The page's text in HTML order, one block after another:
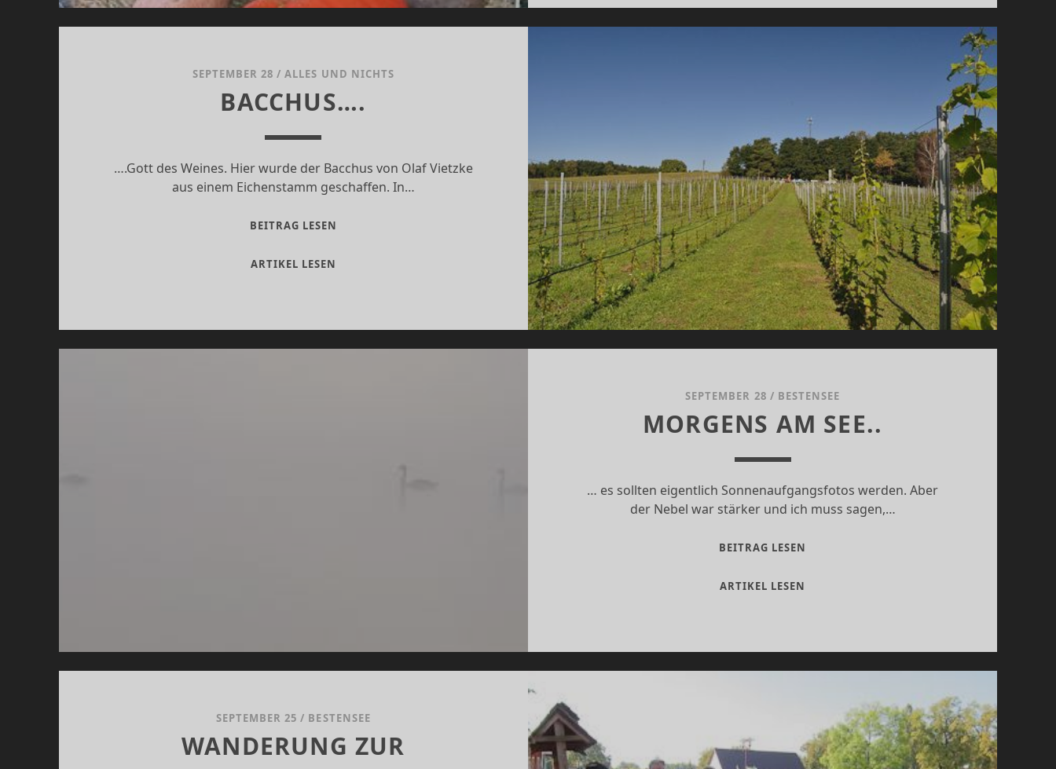
SEPTEMBER 28 /ALLES UND NICHTS
BACCHUS….
….Gott des Weines. Hier wurde der Bacchus von Olaf Vietzke
aus einem Eichenstamm geschaffen. In…
BEITRAG LESEN
ARTIKEL LESEN
SEPTEMBER 28 / BESTENSEE
MORGENS AM SEE..
… es sollten eigentlich Sonnenaufgangsfotos werden. Aber
der Nebel war stärker und ich muss sagen,…
BEITRAG LESEN
ARTIKEL LESEN
SEPTEMBER 25 / BESTENSEE
WANDERUNG ZUR